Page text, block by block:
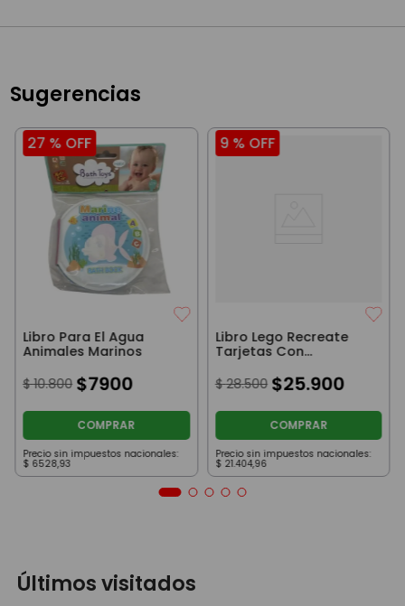
Sugerencias
27 % OFF
Libro Para El Agua
Animales Marinos
$ 10.800 $7900
COMPRAR
Precio sin impuestos nacionales:
$ 6528,93
9 % OFF
Libro Lego Recreate
Tarjetas Con
Actividades De Magia
$ 28.500 $25.900
COMPRAR
Precio sin impuestos nacionales:
$ 21.404,96
Últimos visitados